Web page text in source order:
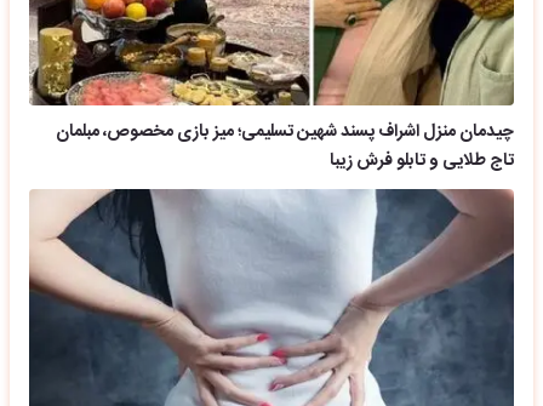
چیدمان منزل اشراف پسند شهین تسلیمی؛ میز بازی مخصوص، مبلمان
تاج طلایی و تابلو فرش زیبا